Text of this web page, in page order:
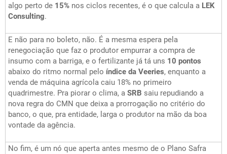
algo perto de 15% nos ciclos recentes, é o que calcula a LEK
Consulting.
E não para no boleto, não. É a mesma espera pela
renegociação que faz o produtor empurrar a compra de
insumo com a barriga, e o fertilizante já tá uns 10 pontos
abaixo do ritmo normal pelo índice da Veeries, enquanto a
venda de máquina agrícola caiu 18% no primeiro
quadrimestre. Pra piorar o clima, a SRB saiu repudiando a
nova regra do CMN que deixa a prorrogação no critério do
banco, o que, pra entidade, larga o produtor na mão da boa
vontade da agência.
No fim, é um nó que aperta antes mesmo de o Plano Safra